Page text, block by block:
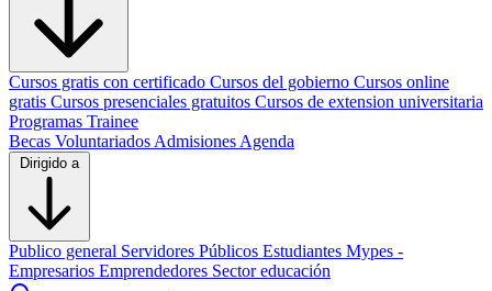
Cursos gratis con certificado Cursos del gobierno Cursos online
gratis Cursos presenciales gratuitos Cursos de extension universitaria
Programas Trainee
Becas Voluntariados Admisiones Agenda
Dirigido a
Publico general Servidores Públicos Estudiantes Mypes -
Empresarios Emprendedores Sector educación